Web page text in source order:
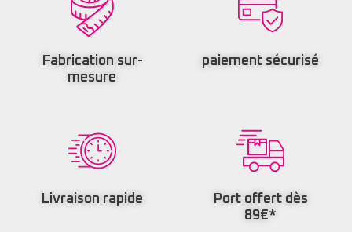
Fabrication sur-
mesure
paiement sécurisé
Livraison rapide
Port offert dès
89€*